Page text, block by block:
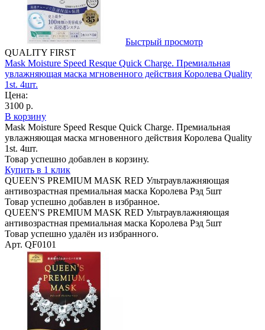
Быстрый просмотр
QUALITY FIRST
Mask Moisture Speed Resque Quick Charge. Премиальная
увлажняющая маска мгновенного действия Королева Quality
1st. 4шт.
Цена:
3100 р.
В корзину
Mask Moisture Speed Resque Quick Charge. Премиальная
увлажняющая маска мгновенного действия Королева Quality
1st. 4шт.
Товар успешно добавлен в корзину.
Купить в 1 клик
QUEEN'S PREMIUM MASK RED Ультраувлажняющая
антивозрастная премиальная маска Королева Рэд 5шт
Товар успешно добавлен в избранное.
QUEEN'S PREMIUM MASK RED Ультраувлажняющая
антивозрастная премиальная маска Королева Рэд 5шт
Товар успешно удалён из избранного.
Арт. QF0101